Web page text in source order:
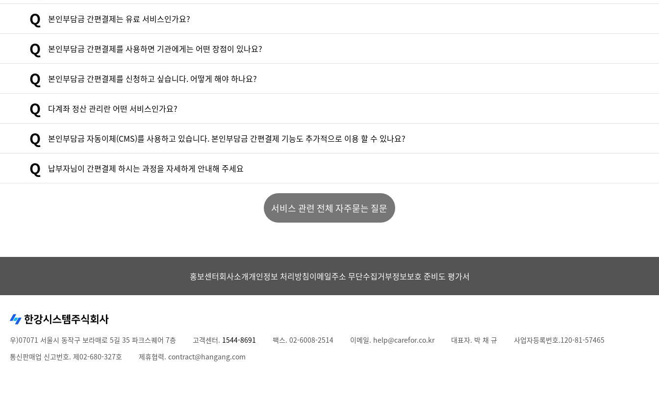
Q 본인부담금 간편결제는 유료 서비스인가요?
Q 본인부담금 간편결제를 사용하면 기관에게는 어떤 장점이 있나요?
Q 본인부담금 간편결제를 신청하고 싶습니다. 어떻게 해야 하나요?
Q 다계좌 정산 관리란 어떤 서비스인가요?
Q 본인부담금 자동이체(CMS)를 사용하고 있습니다. 본인부담금 간편결제 기능도 추가적으로 이용 할 수 있나요?
Q 납부자님이 간편결제 하시는 과정을 자세하게 안내해 주세요
서비스 관련 전체 자주묻는 질문
홍보센터회사소개개인정보 처리방침이메일주소 무단수집거부정보보호 준비도 평가서
우)07071 서울시 동작구 보라매로 5길 35 파크스퀘어 7층 고객센터. 1544-8691 팩스. 02-6008-2514 이메일. help@carefor.co.kr 대표자. 박 채 규
사업자등록번호.120-81-57465
통신판매업 신고번호. 제02-680-327호
제휴협력. contract@hangang.com